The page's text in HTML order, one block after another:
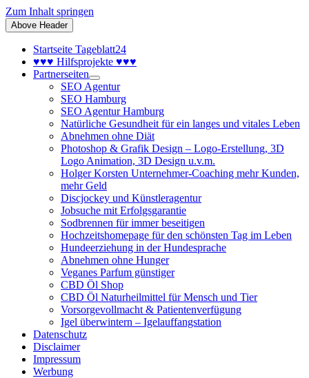
Zum Inhalt springen
Above Header
Startseite Tageblatt24
♥♥♥ Hilfsprojekte ♥♥♥
Partnerseiten
SEO Agentur
SEO Hamburg
SEO Agentur Hamburg
Natürliche Gesundheit für ein langes und vitales Leben
Abnehmen ohne Diät
Photoshop & Grafik Design – Logo-Erstellung, 3D
Logo Animation, 3D Design u.v.m.
Holger Korsten Unternehmer-Coaching mehr Kunden,
mehr Geld
Discjockey und Künstleragentur
Jobsuche mit Erfolgsgarantie
Sodbrennen für immer beseitigen
Hochzeitshomepage für den schönsten Tag im Leben
Hundeerziehung in der Hundesprache
Abnehmen ohne Hunger
Veganes Parfum günstiger
CBD Öl Shop
CBD Öl Naturheilmittel für Mensch und Tier
Vorsorgevollmacht & Patientenverfügung
Igel überwintern – Igelauffangstation
Datenschutz
Disclaimer
Impressum
Werbung